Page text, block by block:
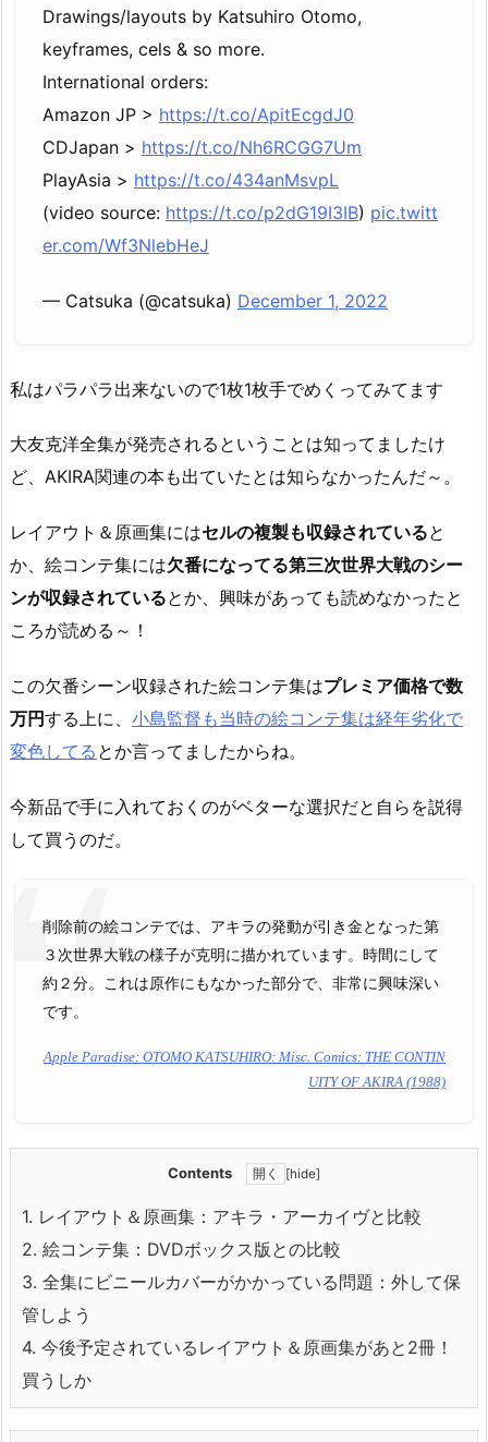
Drawings/layouts by Katsuhiro Otomo,
keyframes, cels & so more.
International orders:
Amazon JP > https://t.co/ApitEcgdJ0
CDJapan > https://t.co/Nh6RCGG7Um
PlayAsia > https://t.co/434anMsvpL
(video source: https://t.co/p2dG19I3IB) pic.twitt
er.com/Wf3NlebHeJ
— Catsuka (@catsuka) December 1, 2022
私はパラパラ出来ないので1枚1枚手でめくってみてます
大友克洋全集が発売されるということは知ってましたけ
ど、AKIRA関連の本も出ていたとは知らなかったんだ～。
レイアウト＆原画集にはセルの複製も収録されていると
か、絵コンテ集には欠番になってる第三次世界大戦のシー
ンが収録されているとか、興味があっても読めなかったと
ころが読める～！
この欠番シーン収録された絵コンテ集はプレミア価格で数
万円する上に、 小島監督も当時の絵コンテ集は経年劣化で
変色してる とか言ってましたからね。
今新品で手に入れておくのがベターな選択だと自らを説得
して買うのだ。
削除前の絵コンテでは、アキラの発動が引き金となった第
３次世界大戦の様子が克明に描かれています。時間にして
約２分。これは原作にもなかった部分で、非常に興味深い
です。
Apple Paradise: OTOMO KATSUHIRO: Misc. Comics: THE CONTIN
UITY OF AKIRA (1988)
Contents [hide]
1. レイアウト＆原画集：アキラ・アーカイヴと比較
2. 絵コンテ集：DVDボックス版との比較
3. 全集にビニールカバーがかかっている問題：外して保
管しよう
4. 今後予定されているレイアウト＆原画集があと2冊！
買うしか